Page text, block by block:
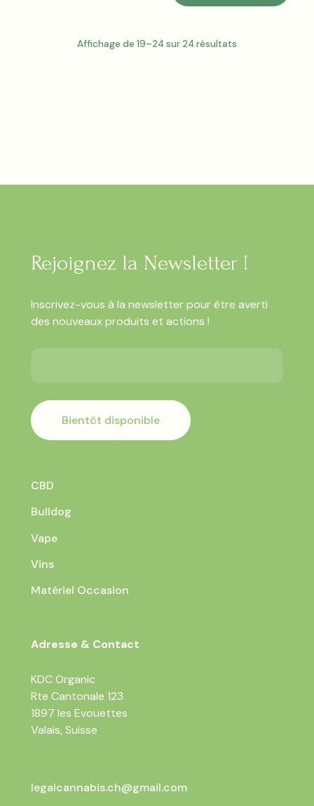
Affichage de 19–24 sur 24 résultats
Rejoignez la Newsletter !
Inscrivez-vous à la newsletter pour être averti
des nouveaux produits et actions !
Bientôt disponible
CBD
Bulldog
Vape
Vins
Matériel Occasion
Adresse & Contact
KDC Organic
Rte Cantonale 123
1897 les Evouettes
Valais, Suisse
legalcannabis.ch@gmail.com